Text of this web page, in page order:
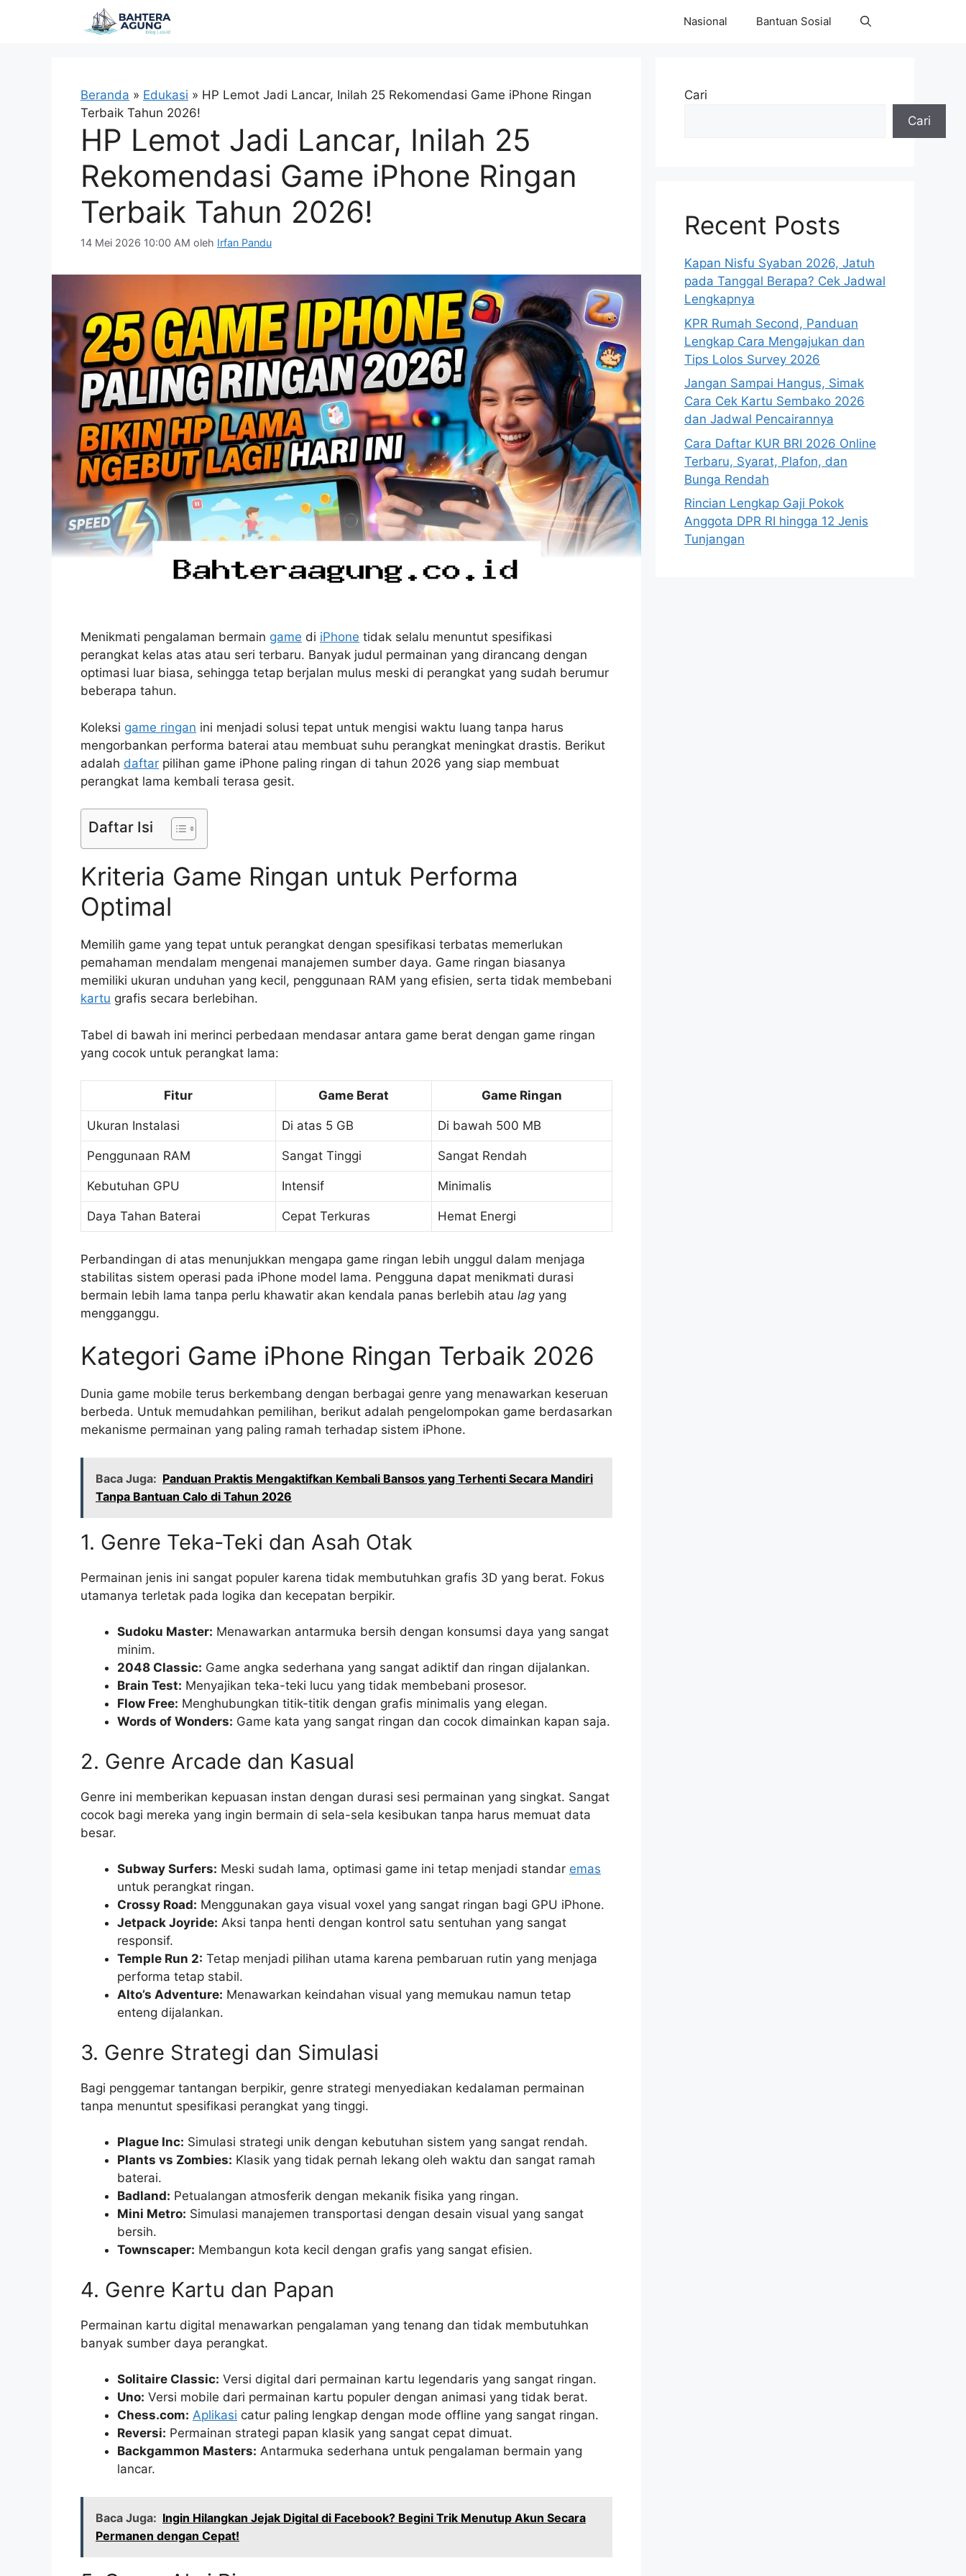
Nasional Bantuan Sosial
Beranda » Edukasi » HP Lemot Jadi Lancar, Inilah 25 Rekomendasi Game iPhone Ringan
Terbaik Tahun 2026!
HP Lemot Jadi Lancar, Inilah 25
Rekomendasi Game iPhone Ringan
Terbaik Tahun 2026!
14 Mei 2026 10:00 AM oleh Irfan Pandu
Menikmati pengalaman bermain game di iPhone tidak selalu menuntut spesifikasi
perangkat kelas atas atau seri terbaru. Banyak judul permainan yang dirancang dengan
optimasi luar biasa, sehingga tetap berjalan mulus meski di perangkat yang sudah berumur
beberapa tahun.
Koleksi game ringan ini menjadi solusi tepat untuk mengisi waktu luang tanpa harus
mengorbankan performa baterai atau membuat suhu perangkat meningkat drastis. Berikut
adalah daftar pilihan game iPhone paling ringan di tahun 2026 yang siap membuat
perangkat lama kembali terasa gesit.
Daftar Isi
Kriteria Game Ringan untuk Performa
Optimal
Memilih game yang tepat untuk perangkat dengan spesifikasi terbatas memerlukan
pemahaman mendalam mengenai manajemen sumber daya. Game ringan biasanya
memiliki ukuran unduhan yang kecil, penggunaan RAM yang efisien, serta tidak membebani
kartu grafis secara berlebihan.
Tabel di bawah ini merinci perbedaan mendasar antara game berat dengan game ringan
yang cocok untuk perangkat lama:
Fitur Game Berat Game Ringan
Ukuran Instalasi Di atas 5 GB Di bawah 500 MB
Penggunaan RAM Sangat Tinggi Sangat Rendah
Kebutuhan GPU Intensif Minimalis
Daya Tahan Baterai Cepat Terkuras Hemat Energi
Perbandingan di atas menunjukkan mengapa game ringan lebih unggul dalam menjaga
stabilitas sistem operasi pada iPhone model lama. Pengguna dapat menikmati durasi
bermain lebih lama tanpa perlu khawatir akan kendala panas berlebih atau lag yang
mengganggu.
Kategori Game iPhone Ringan Terbaik 2026
Dunia game mobile terus berkembang dengan berbagai genre yang menawarkan keseruan
berbeda. Untuk memudahkan pemilihan, berikut adalah pengelompokan game berdasarkan
mekanisme permainan yang paling ramah terhadap sistem iPhone.
Baca Juga: Panduan Praktis Mengaktifkan Kembali Bansos yang Terhenti Secara Mandiri
Tanpa Bantuan Calo di Tahun 2026
1. Genre Teka-Teki dan Asah Otak
Permainan jenis ini sangat populer karena tidak membutuhkan grafis 3D yang berat. Fokus
utamanya terletak pada logika dan kecepatan berpikir.
Sudoku Master: Menawarkan antarmuka bersih dengan konsumsi daya yang sangat
minim.
2048 Classic: Game angka sederhana yang sangat adiktif dan ringan dijalankan.
Brain Test: Menyajikan teka-teki lucu yang tidak membebani prosesor.
Flow Free: Menghubungkan titik-titik dengan grafis minimalis yang elegan.
Words of Wonders: Game kata yang sangat ringan dan cocok dimainkan kapan saja.
2. Genre Arcade dan Kasual
Genre ini memberikan kepuasan instan dengan durasi sesi permainan yang singkat. Sangat
cocok bagi mereka yang ingin bermain di sela-sela kesibukan tanpa harus memuat data
besar.
Subway Surfers: Meski sudah lama, optimasi game ini tetap menjadi standar emas
untuk perangkat ringan.
Crossy Road: Menggunakan gaya visual voxel yang sangat ringan bagi GPU iPhone.
Jetpack Joyride: Aksi tanpa henti dengan kontrol satu sentuhan yang sangat
responsif.
Temple Run 2: Tetap menjadi pilihan utama karena pembaruan rutin yang menjaga
performa tetap stabil.
Alto’s Adventure: Menawarkan keindahan visual yang memukau namun tetap
enteng dijalankan.
3. Genre Strategi dan Simulasi
Bagi penggemar tantangan berpikir, genre strategi menyediakan kedalaman permainan
tanpa menuntut spesifikasi perangkat yang tinggi.
Plague Inc: Simulasi strategi unik dengan kebutuhan sistem yang sangat rendah.
Plants vs Zombies: Klasik yang tidak pernah lekang oleh waktu dan sangat ramah
baterai.
Badland: Petualangan atmosferik dengan mekanik fisika yang ringan.
Mini Metro: Simulasi manajemen transportasi dengan desain visual yang sangat
bersih.
Townscaper: Membangun kota kecil dengan grafis yang sangat efisien.
4. Genre Kartu dan Papan
Permainan kartu digital menawarkan pengalaman yang tenang dan tidak membutuhkan
banyak sumber daya perangkat.
Solitaire Classic: Versi digital dari permainan kartu legendaris yang sangat ringan.
Uno: Versi mobile dari permainan kartu populer dengan animasi yang tidak berat.
Chess.com: Aplikasi catur paling lengkap dengan mode offline yang sangat ringan.
Reversi: Permainan strategi papan klasik yang sangat cepat dimuat.
Backgammon Masters: Antarmuka sederhana untuk pengalaman bermain yang
lancar.
Baca Juga: Ingin Hilangkan Jejak Digital di Facebook? Begini Trik Menutup Akun Secara
Permanen dengan Cepat!
Cari
Cari
Recent Posts
Kapan Nisfu Syaban 2026, Jatuh
pada Tanggal Berapa? Cek Jadwal
Lengkapnya
KPR Rumah Second, Panduan
Lengkap Cara Mengajukan dan
Tips Lolos Survey 2026
Jangan Sampai Hangus, Simak
Cara Cek Kartu Sembako 2026
dan Jadwal Pencairannya
Cara Daftar KUR BRI 2026 Online
Terbaru, Syarat, Plafon, dan
Bunga Rendah
Rincian Lengkap Gaji Pokok
Anggota DPR RI hingga 12 Jenis
Tunjangan